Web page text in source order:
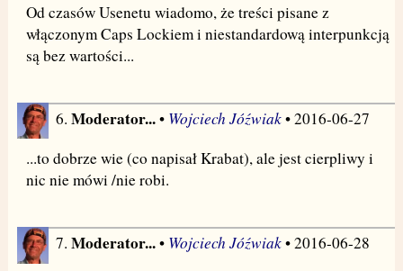
Od czasów Usenetu wiadomo, że treści pisane z
włączonym Caps Lockiem i niestandardową interpunkcją
są bez wartości...
6. Moderator...• Wojciech Jóźwiak• 2016-06-27
...to dobrze wie (co napisał Krabat), ale jest cierpliwy i
nic nie mówi /nie robi.
7. Moderator...• Wojciech Jóźwiak• 2016-06-28